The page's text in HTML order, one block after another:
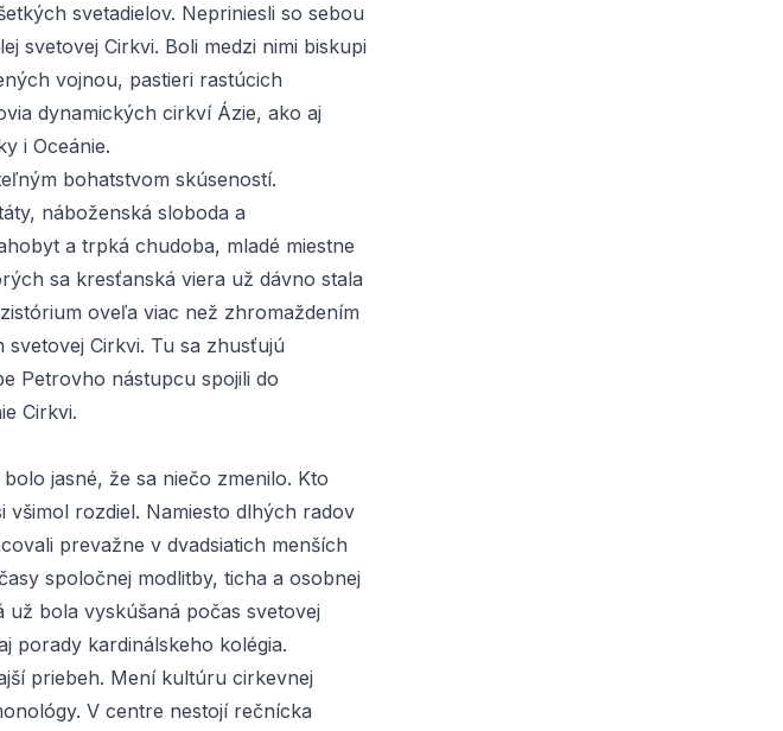
svetadielov. Nepriniesli so sebou
svetovej Cirkvi. Boli medzi nimi biskupi
vojnou, pastieri rastúcich
dynamických cirkví Ázie, ako aj
i Oceánie.
bohatstvom skúseností.
náboženská sloboda a
a trpká chudoba, mladé miestne
sa kresťanská viera už dávno stala
oveľa viac než zhromaždením
Cirkvi. Tu sa zhusťujú
Petrovho nástupcu spojili do
Cirkvi.
jasné, že sa niečo zmenilo. Kto
všimol rozdiel. Namiesto dlhých radov
prevažne v dvadsiatich menších
spoločnej modlitby, ticha a osobnej
bola vyskúšaná počas svetovej
porady kardinálskeho kolégia.
priebeh. Mení kultúru cirkevnej
V centre nestojí rečnícka